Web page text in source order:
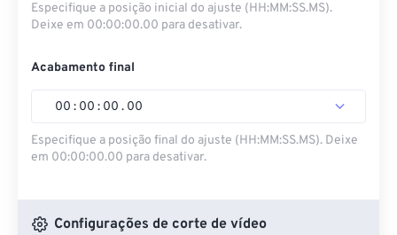
Especifique a posição inicial do ajuste (HH:MM:SS.MS).
Deixe em 00:00:00.00 para desativar.
Acabamento final
00 : 00 : 00 . 00
Especifique a posição final do ajuste (HH:MM:SS.MS). Deixe
em 00:00:00.00 para desativar.
Configurações de corte de vídeo